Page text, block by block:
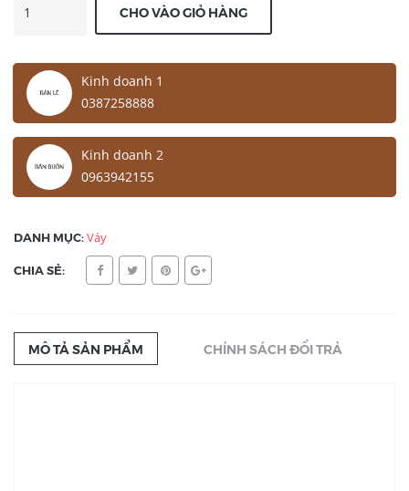
CHO VÀO GIỎ HÀNG
Kinh doanh 1
0387258888
Kinh doanh 2
0963942155
DANH MỤC:Váy
CHIA SẺ:
MÔ TẢ SẢN PHẨM CHÍNH SÁCH ĐỔI TRẢ